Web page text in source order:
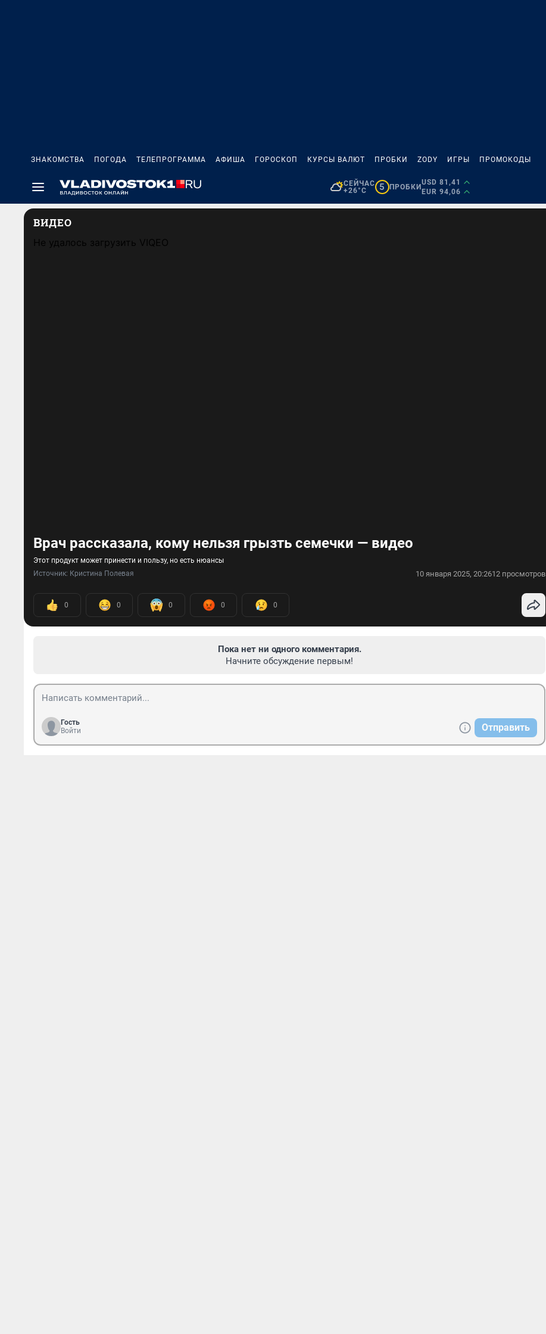
ЗНАКОМСТВА ПОГОДА ТЕЛЕПРОГРАММА АФИША ГОРОСКОП КУРСЫ ВАЛЮТ ПРОБКИ ZODY ИГРЫ ПРОМОКОДЫ
СЕЙЧАС
+26°C
5 ПРОБКИ
USD 81,41
EUR 94,06
ВИДЕО
Не удалось загрузить VIQEO
Врач рассказала, кому нельзя грызть семечки — видео
Этот продукт может принести и пользу, но есть нюансы
Источник: Кристина Полевая 10 января 2025, 20:2612 просмотров
0 0 0 0 0
Пока нет ни одного комментария.
Начните обсуждение первым!
Гость
Войти
Отправить